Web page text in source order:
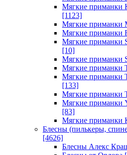
Мягкие приманки
[1123]
Мягкие приманки
Мягкие приманки
Мягкие приманки
[10]
Мягкие приманки
Мягкие приманки
Мягкие приманки
[133]
Мягкие приманки
Мягкие приманки
[83]
Мягкие приманки
Блесны (пилькеры,
[4626]
Блесны Алекс